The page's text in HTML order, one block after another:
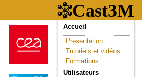
Accueil
Présentation
Tutoriels et vidéos
Formations
Utilisateurs